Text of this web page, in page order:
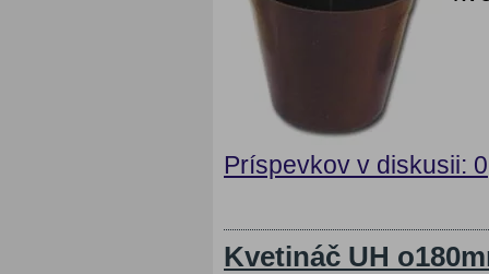
Príspevkov v diskusii: 0
Kvetináč UH